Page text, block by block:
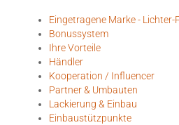
Eingetragene Marke - Lichter-
Bonussystem
Ihre Vorteile
Händler
Kooperation / Influencer
Partner & Umbauten
Lackierung & Einbau
Einbaustützpunkte